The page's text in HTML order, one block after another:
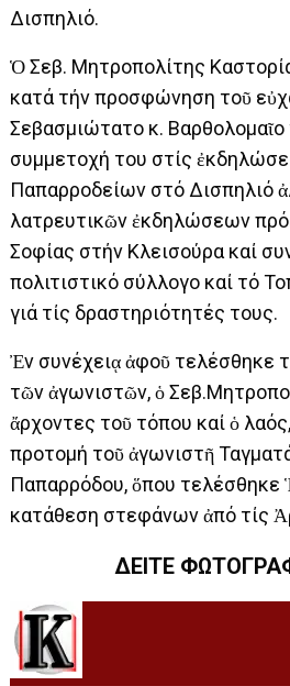
Δισπηλιό.
Ὁ Σεβ. Μητροπολίτης
κατά τήν προσφώνηση τοῦ
Σεβασμιώτατο κ. Βαρθολομαῖο
συμμετοχή του στίς
Παπαρροδείων στό Δισπηλιό
λατρευτικῶν ἐκδηλώσεων
Σοφίας στήν Κλεισούρα καί
πολιτιστικό σύλλογο καί τό
γιά τίς δραστηριότητές τους.
Ἐν συνέχειᾳ ἀφοῦ τελέσθηκε
τῶν ἀγωνιστῶν, ὁ
ἄρχοντες τοῦ τόπου καί ὁ
προτομή τοῦ ἀγωνιστῆ
Παπαρρόδου, ὅπου τελέσθηκε
κατάθεση στεφάνων ἀπό τίς
ΔΕΙΤΕ